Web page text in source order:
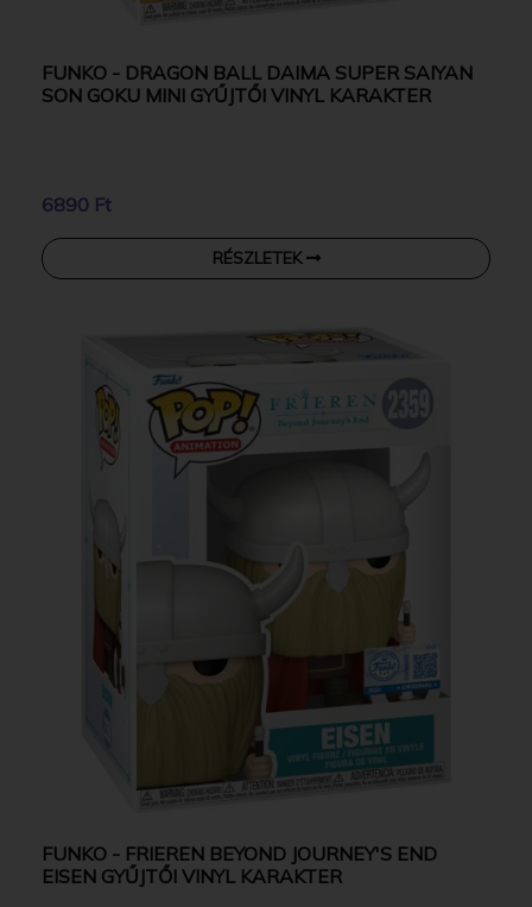
FUNKO - DRAGON BALL DAIMA SUPER SAIYAN
SON GOKU MINI GYŰJTŐI VINYL KARAKTER
6890 Ft
RÉSZLETEK
FUNKO - FRIEREN BEYOND JOURNEY'S END
EISEN GYŰJTŐI VINYL KARAKTER